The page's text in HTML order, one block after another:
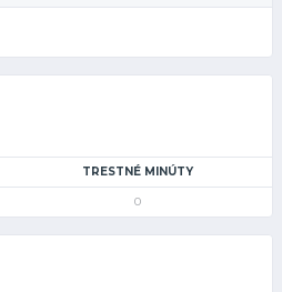
TRESTNÉ MINÚTY
0